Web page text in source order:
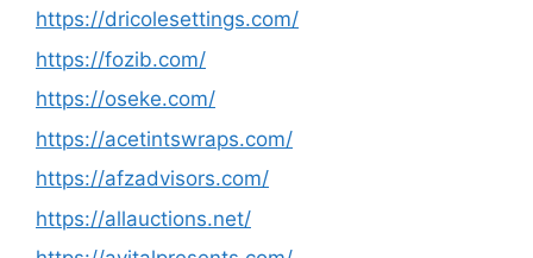
https://dricolesettings.com/
https://fozib.com/
https://oseke.com/
https://acetintswraps.com/
https://afzadvisors.com/
https://allauctions.net/